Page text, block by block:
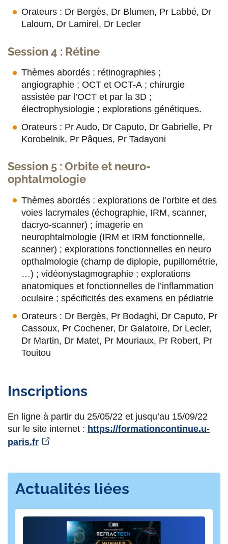
Orateurs : Dr Bergès, Dr Blumen, Pr Labbé, Dr
Laloum, Dr Lamirel, Dr Lecler
Session 4 : Rétine
Thèmes abordés : rétinographies ;
angiographie ; OCT et OCT-A ; chirurgie
assistée par l’OCT et par la 3D ;
électrophysiologie ; explorations génétiques.
Orateurs : Pr Audo, Dr Caputo, Dr Gabrielle, Pr
Korobelnik, Pr Pâques, Pr Tadayoni
Session 5 : Orbite et neuro-
ophtalmologie
Thèmes abordés : explorations de l’orbite et des
voies lacrymales (échographie, IRM, scanner,
dacryo-scanner) ; imagerie en
neurophtalmologie (IRM et IRM fonctionnelle,
scanner) ; explorations fonctionnelles en neuro
opthalmologie (champ de diplopie, pupillométrie,
…) ; vidéonystagmographie ; explorations
anatomiques et fonctionnelles de l’inflammation
oculaire ; spécificités des examens en pédiatrie
Orateurs : Dr Bergès, Pr Bodaghi, Dr Caputo, Pr
Cassoux, Pr Cochener, Dr Galatoire, Dr Lecler,
Dr Martin, Dr Matet, Pr Mouriaux, Pr Robert, Pr
Touitou
Inscriptions
En ligne à partir du 25/05/22 et jusqu’au 15/09/22
sur le site internet : https://formationcontinue.u-
paris.fr
Actualités liées